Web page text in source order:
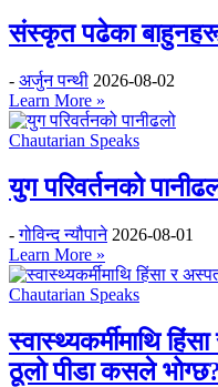
संस्कृत पढेका
- अर्जुन पन्थी 2026-08-02
Learn More »
Chautarian Speaks
युग परिवर्तनको
-गोविन्द न्यौपाने 2026-08-01
Learn More »
Chautarian Speaks
स्वास्थ्यकर्मीमाथि
ठूलो पीडा कसले